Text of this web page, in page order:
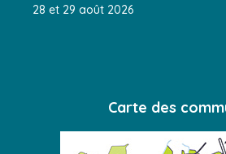
28 et 29 août 2026
Carte des